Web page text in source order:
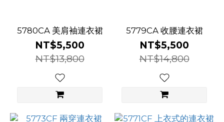
5780CA 美肩袖連衣裙
NT$5,500
NT$13,800
5779CA 收腰連衣裙
NT$5,500
NT$14,800